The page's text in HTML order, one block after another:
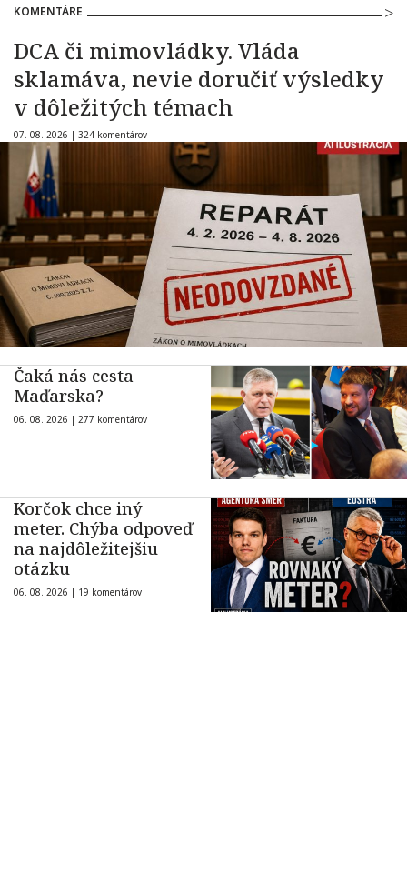
KOMENTÁRE
DCA či mimovládky. Vláda
sklamáva, nevie doručiť výsledky
v dôležitých témach
07. 08. 2026 | 324 komentárov
Čaká nás cesta
Maďarska?
06. 08. 2026 | 277 komentárov
Korčok chce iný
meter. Chýba odpoveď
na najdôležitejšiu
otázku
06. 08. 2026 | 19 komentárov